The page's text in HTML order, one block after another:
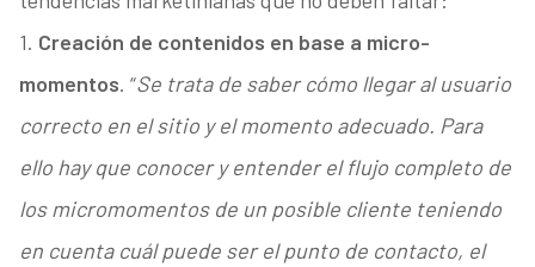
1. Creación de contenidos en base a micro-
momentos. “Se trata de saber cómo llegar al usuario
correcto en el sitio y el momento adecuado. Para
ello hay que conocer y entender el flujo completo de
los micromomentos de un posible cliente teniendo
en cuenta cuál puede ser el punto de contacto, el